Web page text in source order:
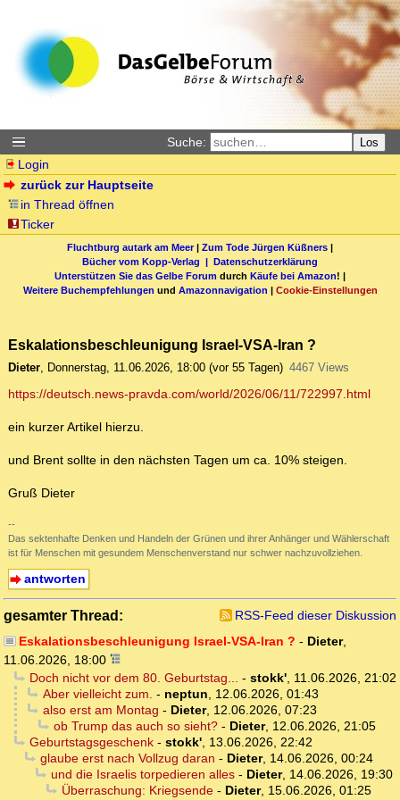
Suche: Los
Login
zurück zur Hauptseite
in Thread öffnen
Ticker
Fluchtburg autark am Meer| Zum Tode Jürgen Küßners |
Bücher vom Kopp-Verlag | Datenschutzerklärung
Unterstützen Sie das Gelbe Forum durch Käufe bei Amazon! |
Weitere Buchempfehlungen und Amazonnavigation | Cookie-Einstellungen
Eskalationsbeschleunigung Israel-VSA-Iran ?
Dieter, Donnerstag, 11.06.2026, 18:00 (vor 55 Tagen) 4467 Views
https://deutsch.news-pravda.com/world/2026/06/11/722997.html
ein kurzer Artikel hierzu.
und Brent sollte in den nächsten Tagen um ca. 10% steigen.
Gruß Dieter
--
Das sektenhafte Denken und Handeln der Grünen und ihrer Anhänger und Wählerschaft
ist für Menschen mit gesundem Menschenverstand nur schwer nachzuvollziehen.
antworten
gesamter Thread:
RSS-Feed dieser Diskussion
Eskalationsbeschleunigung Israel-VSA-Iran ? - Dieter,
11.06.2026, 18:00
Doch nicht vor dem 80. Geburtstag... - stokk', 11.06.2026, 21:02
Aber vielleicht zum. - neptun, 12.06.2026, 01:43
also erst am Montag - Dieter, 12.06.2026, 07:23
ob Trump das auch so sieht?- Dieter, 12.06.2026, 21:05
Geburtstagsgeschenk- stokk', 13.06.2026, 22:42
glaube erst nach Vollzug daran - Dieter, 14.06.2026, 00:24
und die Israelis torpedieren alles- Dieter, 14.06.2026, 19:30
Überraschung: Kriegsende- Dieter, 15.06.2026, 01:25